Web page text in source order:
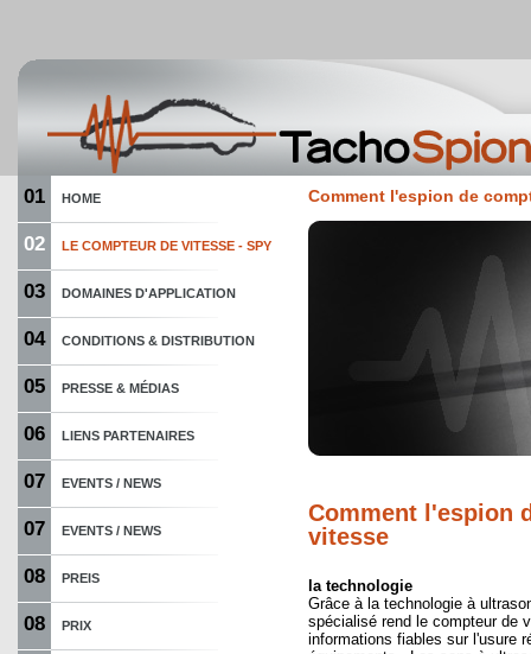
01 HOME
02 LE COMPTEUR DE VITESSE - SPY
03 DOMAINES D'APPLICATION
04 CONDITIONS & DISTRIBUTION
05 PRESSE & MÉDIAS
06 LIENS PARTENAIRES
07 EVENTS / NEWS
07 EVENTS / NEWS
08 PREIS
08 PRIX
Comment l'espion de
Comment l'espion
vitesse
la technologie
Grâce à la technologie à
spécialisé rend le compteur de
informations fiables sur l'usure